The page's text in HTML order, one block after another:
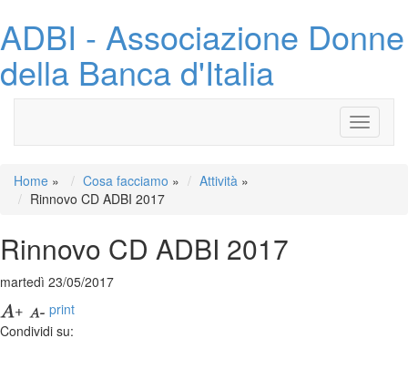
ADBI - Associazione Donne
della Banca d'Italia
Toggle
Home » Cosa facciamo » Attività »
Rinnovo CD ADBI 2017
Rinnovo CD ADBI 2017
martedì 23/05/2017
print
Condividi su: